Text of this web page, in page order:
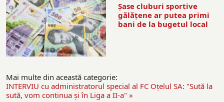
Şase cluburi sportive
gălăţene ar putea primi
bani de la bugetul local
Mai multe din această categorie:
INTERVIU cu administratorul special al FC Oţelul SA: "Sută la
sută, vom continua şi în Liga a II-a" »